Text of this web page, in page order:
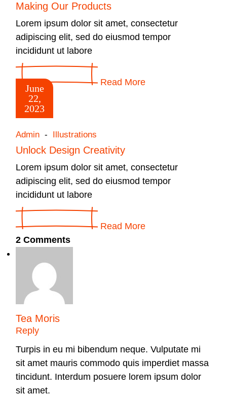
Making Our Products
Lorem ipsum dolor sit amet, consectetur
adipiscing elit, sed do eiusmod tempor
incididunt ut labore
Read More
June
22,
2023
Admin Illustrations
Unlock Design Creativity
Lorem ipsum dolor sit amet, consectetur
adipiscing elit, sed do eiusmod tempor
incididunt ut labore
Read More
2 Comments
Tea Moris
Reply
Turpis in eu mi bibendum neque. Vulputate mi
sit amet mauris commodo quis imperdiet massa
tincidunt. Interdum posuere lorem ipsum dolor
sit amet.